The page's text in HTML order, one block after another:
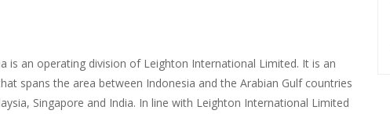
is an operating division of Leighton International Limited. It is an
spans the area between Indonesia and the Arabian Gulf countries
Singapore and India. In line with Leighton International Limited